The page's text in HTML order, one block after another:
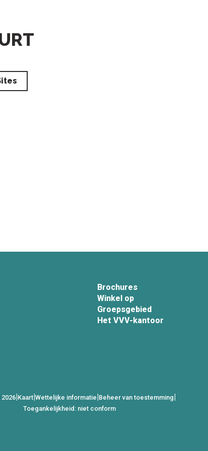
Brochures
Winkel op
Groepsgebied
Het VVV-kantoor
| Kaart| Wettelijke informatie Beheer van toestemming
Toegankelijkheid: niet conform